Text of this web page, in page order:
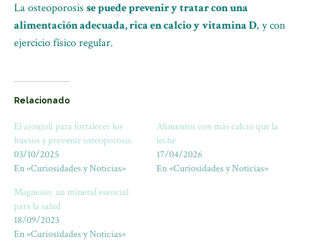
La osteoporosis se puede prevenir y tratar con una
alimentación adecuada, rica en calcio y vitamina D, y con
ejercicio físico regular.
Relacionado
El ajonjolí para fortalecer los
huesos y prevenir osteoporosis
03/10/2025
En «Curiosidades y Noticias»
Alimentos con más calcio que la
leche
17/04/2026
En «Curiosidades y Noticias»
Magnesio: un mineral esencial
para la salud
18/09/2023
En «Curiosidades y Noticias»